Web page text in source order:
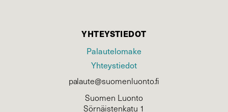
YHTEYSTIEDOT
Palautelomake
Yhteystiedot
palaute@suomenluonto.fi
Suomen Luonto
Sörnäistenkatu 1